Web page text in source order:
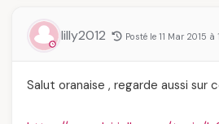
lilly2012 Posté le 11 Mar 2015 à
Salut oranaise , regarde aussi sur